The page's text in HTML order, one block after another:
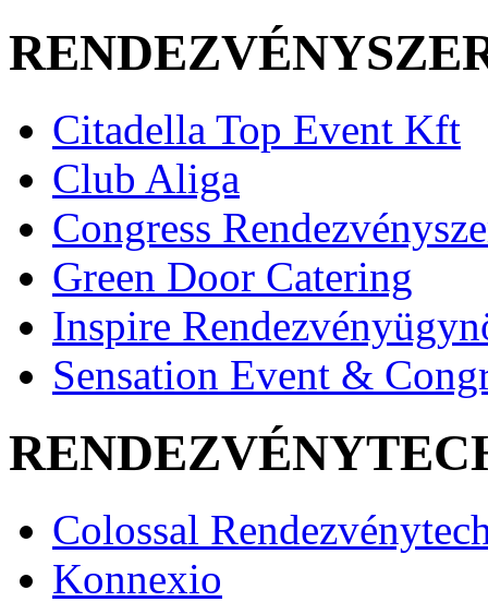
Citadella Top Event Kft
Club Aliga
Congress
Green Door Catering
Inspire
Sensation Event &
Colossal
Konnexio